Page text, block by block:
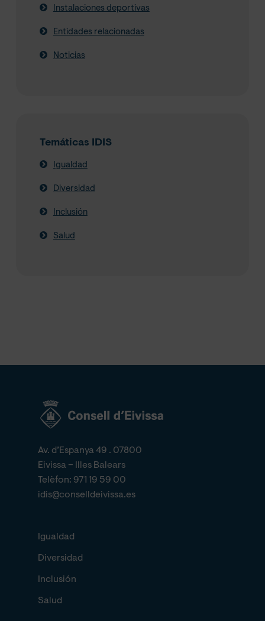
Instalaciones deportivas
Entidades relacionadas
Noticias
Temáticas IDIS
Igualdad
Diversidad
Inclusión
Salud
Av. d’Espanya 49 . 07800
Eivissa – Illes Balears
Telèfon: 971 19 59 00
idis@conselldeivissa.es
Igualdad
Diversidad
Inclusión
Salud